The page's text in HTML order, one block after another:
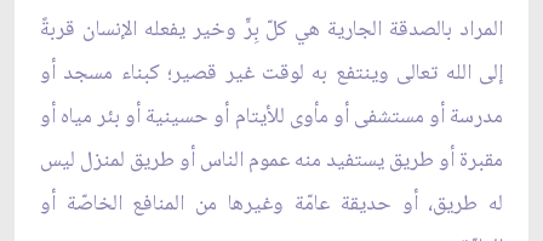
المراد بالصدقة الجارية هي كلّ بِرٍّ وخير يفعله الإنسان قربةً
إلى الله تعالى وينتفع به لوقت غير قصير؛ كبناء مسجد أو
مدرسة أو مستشفى أو مأوى للأيتام أو حسينية أو بئر مياه أو
مقبرة أو طريق يستفيد منه عموم الناس أو طريق لمنزل ليس
له طريق، أو حديقة عامّة وغيرها من المنافع الخاصّة أو